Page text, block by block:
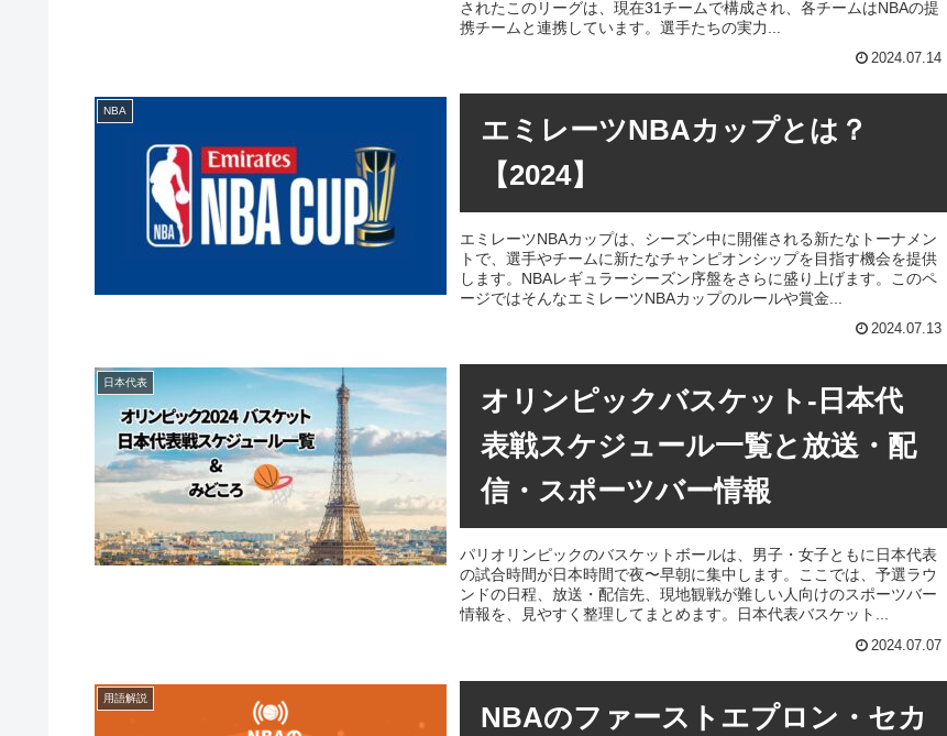
されたこのリーグは、現在31チームで構成され、各チームはNBAの提
携チームと連携しています。選手たちの実力...
2024.07.14
NBA
エミレーツNBAカップとは？
【2024】
エミレーツNBAカップは、シーズン中に開催される新たなトーナメン
トで、選手やチームに新たなチャンピオンシップを目指す機会を提供
します。NBAレギュラーシーズン序盤をさらに盛り上げます。このペ
ージではそんなエミレーツNBAカップのルールや賞金...
2024.07.13
日本代表
オリンピックバスケット‐日本代
表戦スケジュール一覧と放送・配
信・スポーツバー情報
パリオリンピックのバスケットボールは、男子・女子ともに日本代表
の試合時間が日本時間で夜〜早朝に集中します。ここでは、予選ラウ
ンドの日程、放送・配信先、現地観戦が難しい人向けのスポーツバー
情報を、見やすく整理してまとめます。日本代表バスケット...
2024.07.07
用語解説
NBAのファーストエプロン・セカ